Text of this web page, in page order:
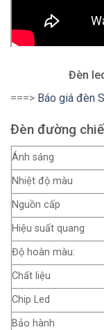
Đèn
===> Báo giá đèn
Đèn đường
Ánh sáng
Nhiệt độ màu
Nguồn cấp
Hiệu suất quang
Độ hoàn màu:
Chất liệu
Chip Led
Bảo hành